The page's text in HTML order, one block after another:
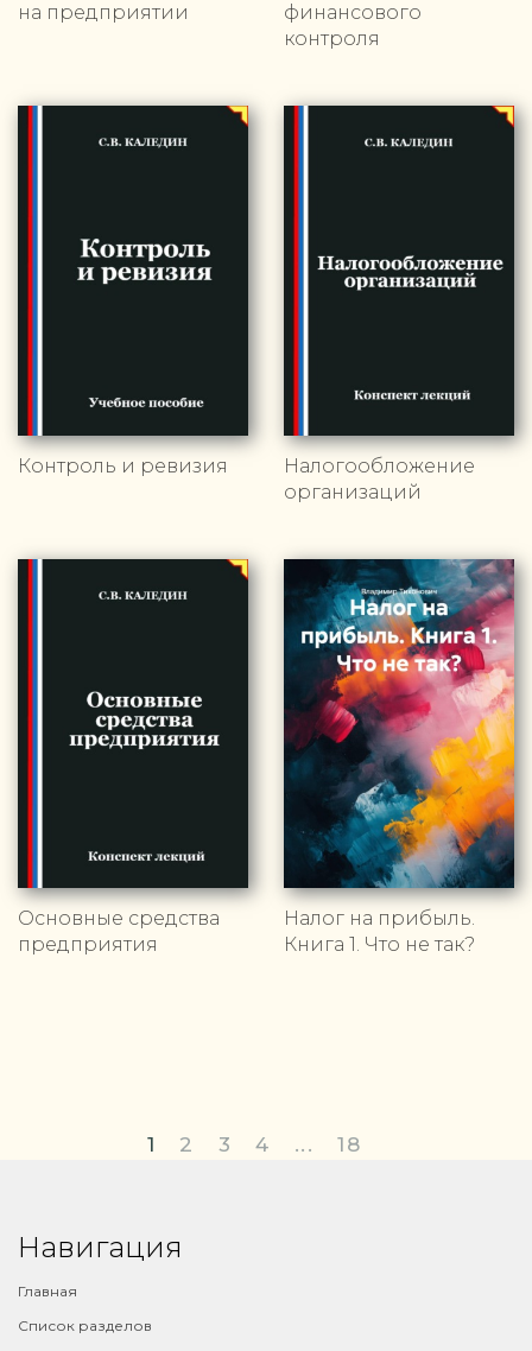
на предприятии
финансового
контроля
Контроль и ревизия
Налогообложение
организаций
Основные средства
предприятия
Налог на прибыль.
Книга 1. Что не так?
1 2 3 4 ... 18
Навигация
Главная
Список разделов